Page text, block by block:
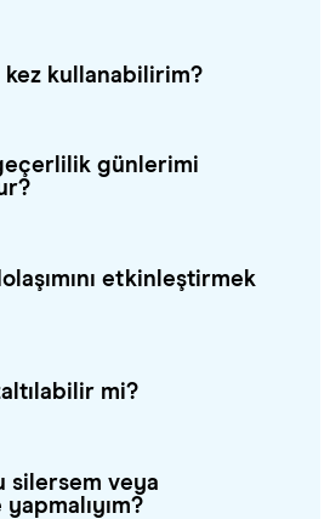
kez kullanabilirim?
günlerimi
etkinleştirmek
mi?
silersem veya